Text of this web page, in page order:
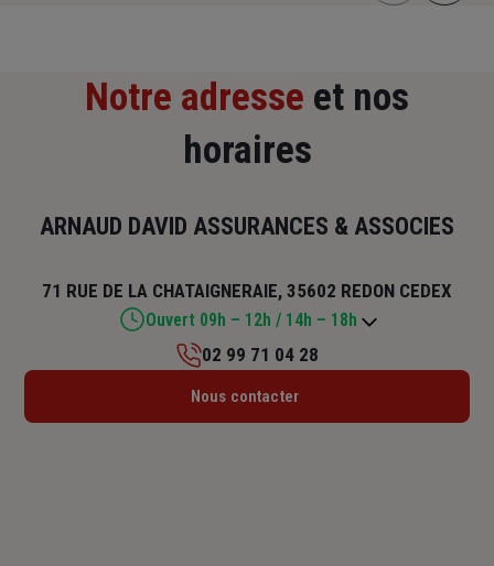
Notre adresse et nos
horaires
ARNAUD DAVID ASSURANCES & ASSOCIES
71 RUE DE LA CHATAIGNERAIE, 35602 REDON CEDEX
Ouvert 09h – 12h / 14h – 18h
Lundi : 09h – 12h / 14h – 18h
02 99 71 04 28
Nous contacter